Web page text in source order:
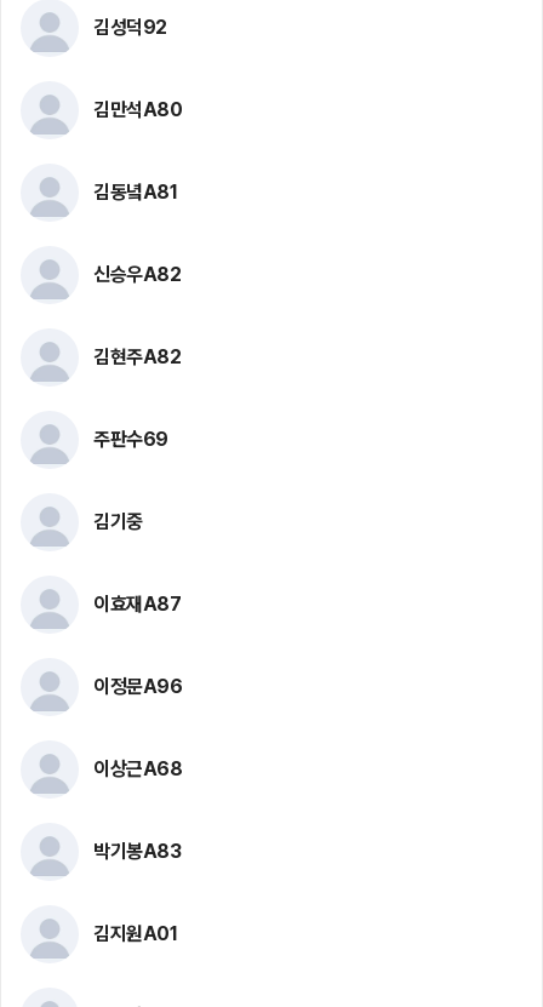
김성덕92
김만석A80
김동녘A81
신승우A82
김현주A82
주판수69
김기중
이효재A87
이정문A96
이상근A68
박기봉A83
김지원A01